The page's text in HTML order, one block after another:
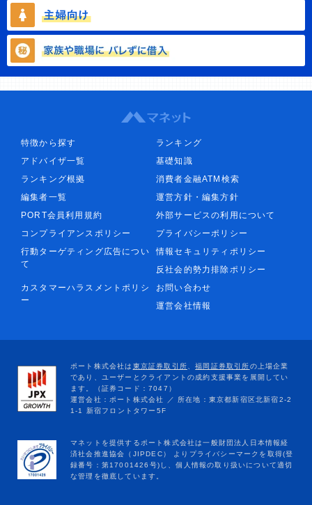
特徴から探す
ランキング
アドバイザ一覧
基礎知識
ランキング根拠
消費者金融ATM検索
編集者一覧
運営方針・編集方針
PORT会員利用規約
外部サービスの利用について
コンプライアンスポリシー
プライバシーポリシー
行動ターゲティング広告につい
て
情報セキュリティポリシー
反社会的勢力排除ポリシー
カスタマーハラスメントポリシ
ー
お問い合わせ
運営会社情報